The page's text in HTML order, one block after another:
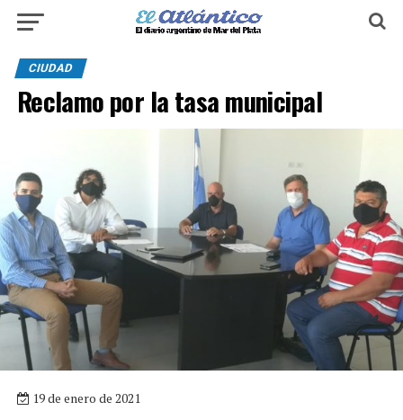
CIUDAD
Reclamo por la tasa municipal
19 de enero de 2021